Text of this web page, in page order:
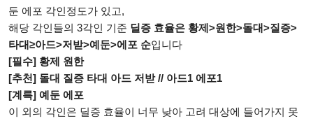
둔 에포 각인정도가 있고,
해당 각인들의 3각인 기준 딜증 효율은 황제>원한>돌대>질증>
타대≥아드>저받>예둔>에포 순입니다
[필수] 황제 원한
[추천] 돌대 질증 타대 아드 저받 // 아드1 에포1
[계륵] 예둔 에포
이 외의 각인은 딜증 효율이 너무 낮아 고려 대상에 들어가지 못